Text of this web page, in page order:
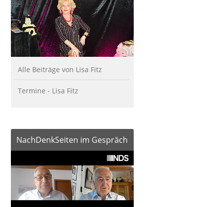
Alle Beiträge von Lisa Fitz
Termine - Lisa Fitz
NachDenkSeiten im Gespräch